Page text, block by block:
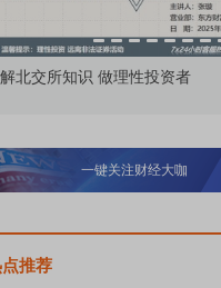
市价委托那么多种，
一键关注财经大咖
推荐